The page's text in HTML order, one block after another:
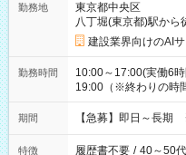
勤務地
東京都中央区
八丁堀(東京都)駅から
建設業界向けのAI
勤務時間
10:00～17:00(実働6
19:00（※終わりの時
期間 【急募】即日～長期
特徴 履歴書不要 / 40～50